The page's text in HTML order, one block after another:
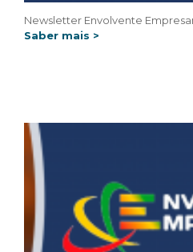
Newsletter Envolvente
Saber mais >